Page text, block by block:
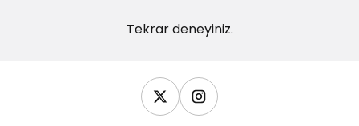
Tekrar deneyiniz.